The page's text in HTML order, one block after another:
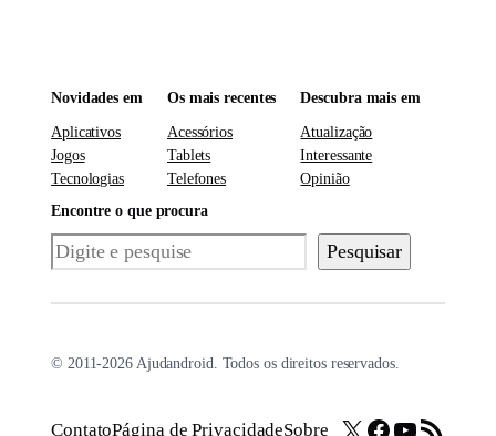
Novidades em
Aplicativos
Jogos
Tecnologias
Os mais recentes
Acessórios
Tablets
Telefones
Descubra mais em
Atualização
Interessante
Opinião
Encontre o que procura
Pesquisar Pesquisar
© 2011-2026 Ajudandroid. Todos os direitos reservados.
ContatoPágina de PrivacidadeSobre X Facebook
Youtube
Feed RSS